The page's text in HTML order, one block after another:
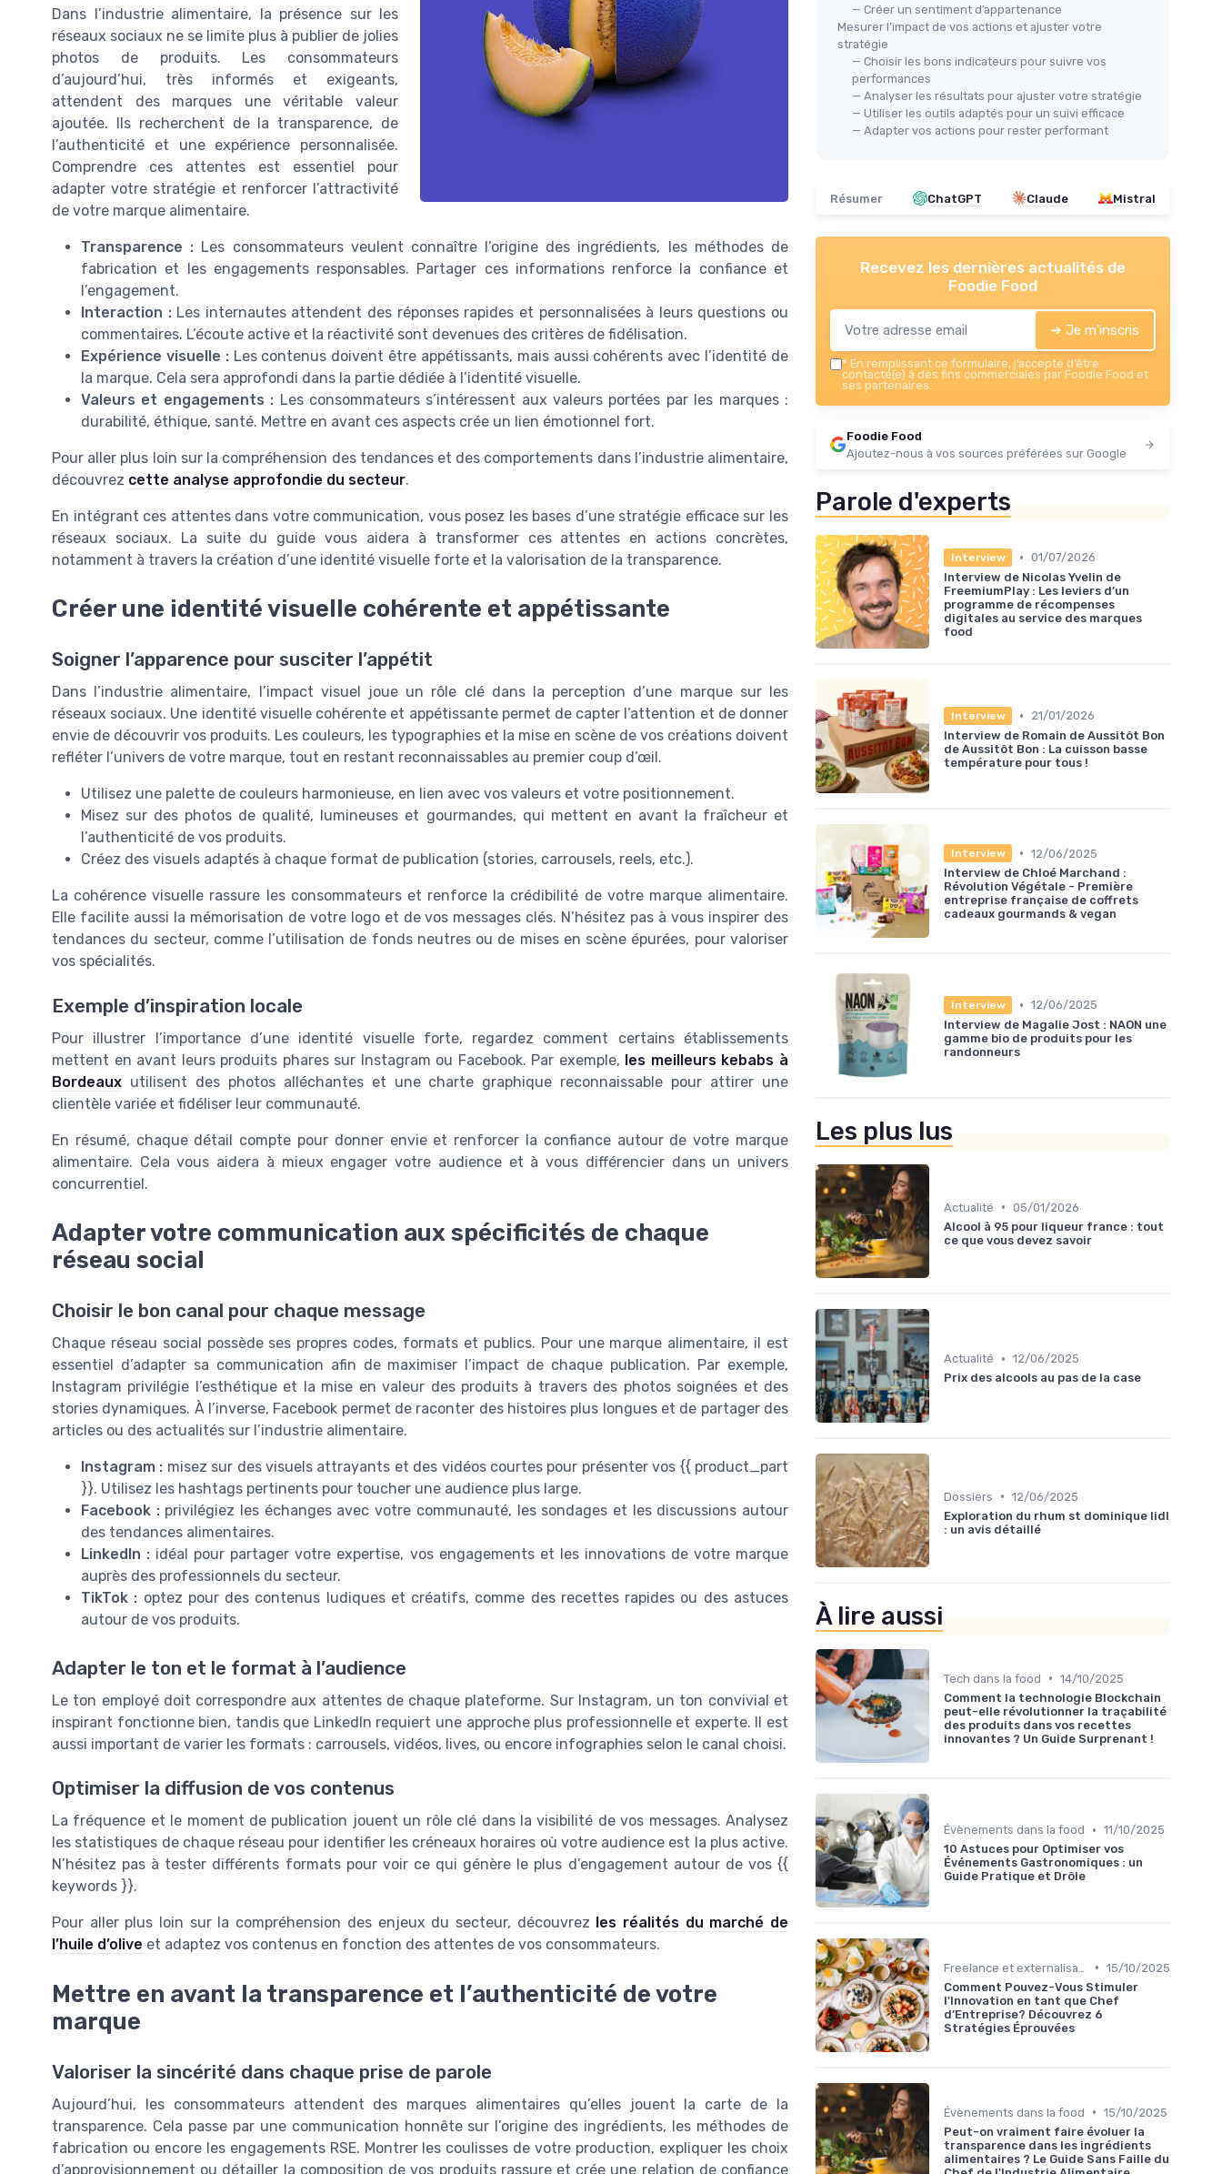
Dans l’industrie alimentaire, la présence sur les
réseaux sociaux ne se limite plus à publier de jolies
photos de produits. Les consommateurs
d’aujourd’hui, très informés et exigeants,
attendent des marques une véritable valeur
ajoutée. Ils recherchent de la transparence, de
l’authenticité et une expérience personnalisée.
Comprendre ces attentes est essentiel pour
adapter votre stratégie et renforcer l’attractivité
de votre marque alimentaire.
Transparence : Les consommateurs veulent connaître l’origine des ingrédients, les méthodes de
fabrication et les engagements responsables. Partager ces informations renforce la confiance et
l’engagement.
Interaction :Les internautes attendent des réponses rapides et personnalisées à leurs questions ou
commentaires. L’écoute active et la réactivité sont devenues des critères de fidélisation.
Expérience visuelle :Les contenus doivent être appétissants, mais aussi cohérents avec l’identité de
la marque. Cela sera approfondi dans la partie dédiée à l’identité visuelle.
Valeurs et engagements : Les consommateurs s’intéressent aux valeurs portées par les marques :
durabilité, éthique, santé. Mettre en avant ces aspects crée un lien émotionnel fort.
Pour aller plus loin sur la compréhension des tendances et des comportements dans l’industrie alimentaire,
découvrez cette analyse approfondie du secteur.
En intégrant ces attentes dans votre communication, vous posez les bases d’une stratégie efficace sur les
réseaux sociaux. La suite du guide vous aidera à transformer ces attentes en actions concrètes,
notamment à travers la création d’une identité visuelle forte et la valorisation de la transparence.
Créer une identité visuelle cohérente et appétissante
Soigner l’apparence pour susciter l’appétit
Dans l’industrie alimentaire, l’impact visuel joue un rôle clé dans la perception d’une marque sur les
réseaux sociaux. Une identité visuelle cohérente et appétissante permet de capter l’attention et de donner
envie de découvrir vos produits. Les couleurs, les typographies et la mise en scène de vos créations doivent
refléter l’univers de votre marque, tout en restant reconnaissables au premier coup d’œil.
Utilisez une palette de couleurs harmonieuse, en lien avec vos valeurs et votre positionnement.
Misez sur des photos de qualité, lumineuses et gourmandes, qui mettent en avant la fraîcheur et
l’authenticité de vos produits.
Créez des visuels adaptés à chaque format de publication (stories, carrousels, reels, etc.).
La cohérence visuelle rassure les consommateurs et renforce la crédibilité de votre marque alimentaire.
Elle facilite aussi la mémorisation de votre logo et de vos messages clés. N’hésitez pas à vous inspirer des
tendances du secteur, comme l’utilisation de fonds neutres ou de mises en scène épurées, pour valoriser
vos spécialités.
Exemple d’inspiration locale
Pour illustrer l’importance d’une identité visuelle forte, regardez comment certains établissements
mettent en avant leurs produits phares sur Instagram ou Facebook. Par exemple, les meilleurs kebabs à
Bordeaux utilisent des photos alléchantes et une charte graphique reconnaissable pour attirer une
clientèle variée et fidéliser leur communauté.
En résumé, chaque détail compte pour donner envie et renforcer la confiance autour de votre marque
alimentaire. Cela vous aidera à mieux engager votre audience et à vous différencier dans un univers
concurrentiel.
Adapter votre communication aux spécificités de chaque
réseau social
Choisir le bon canal pour chaque message
Chaque réseau social possède ses propres codes, formats et publics. Pour une marque alimentaire, il est
essentiel d’adapter sa communication afin de maximiser l’impact de chaque publication. Par exemple,
Instagram privilégie l’esthétique et la mise en valeur des produits à travers des photos soignées et des
stories dynamiques. À l’inverse, Facebook permet de raconter des histoires plus longues et de partager des
articles ou des actualités sur l’industrie alimentaire.
Instagram : misez sur des visuels attrayants et des vidéos courtes pour présenter vos {{ product_part
}}. Utilisez les hashtags pertinents pour toucher une audience plus large.
Facebook :privilégiez les échanges avec votre communauté, les sondages et les discussions autour
des tendances alimentaires.
LinkedIn : idéal pour partager votre expertise, vos engagements et les innovations de votre marque
auprès des professionnels du secteur.
TikTok : optez pour des contenus ludiques et créatifs, comme des recettes rapides ou des astuces
autour de vos produits.
Adapter le ton et le format à l’audience
Le ton employé doit correspondre aux attentes de chaque plateforme. Sur Instagram, un ton convivial et
inspirant fonctionne bien, tandis que LinkedIn requiert une approche plus professionnelle et experte. Il est
aussi important de varier les formats : carrousels, vidéos, lives, ou encore infographies selon le canal choisi.
Optimiser la diffusion de vos contenus
La fréquence et le moment de publication jouent un rôle clé dans la visibilité de vos messages. Analysez
les statistiques de chaque réseau pour identifier les créneaux horaires où votre audience est la plus active.
N’hésitez pas à tester différents formats pour voir ce qui génère le plus d’engagement autour de vos {{
keywords }}.
Pour aller plus loin sur la compréhension des enjeux du secteur, découvrez
les réalités du marché de
l’huile d’olive et adaptez vos contenus en fonction des attentes de vos consommateurs.
Mettre en avant la transparence et l’authenticité de votre
marque
Valoriser la sincérité dans chaque prise de parole
Aujourd’hui, les consommateurs attendent des marques alimentaires qu’elles jouent la carte de la
transparence. Cela passe par une communication honnête sur l’origine des ingrédients, les méthodes de
fabrication ou encore les engagements RSE. Montrer les coulisses de votre production, expliquer les choix
d’approvisionnement ou détailler la composition de vos produits rassure et crée une relation de confiance
— Créer un sentiment d’appartenance
Mesurer l’impact de vos actions et ajuster votre
stratégie
— Choisir les bons indicateurs pour suivre vos
performances
— Analyser les résultats pour ajuster votre stratégie
— Utiliser les outils adaptés pour un suivi efficace
— Adapter vos actions pour rester performant
Résumer ChatGPT Claude Mistral
Recevez les dernières actualités de
Foodie Food
➔ Je m'inscris
* En remplissant ce formulaire, j’accepte d’être
contacté(e) à des fins commerciales par Foodie Food et
ses partenaires.
Foodie Food
Ajoutez-nous à vos sources préférées sur Google
Parole d'experts
Interview • 01/07/2026
Interview de Nicolas Yvelin de
FreemiumPlay : Les leviers d’un
programme de récompenses
digitales au service des marques
food
Interview •
21/01/2026
Interview de Romain de Aussitôt Bon
de Aussitôt Bon : La cuisson basse
température pour tous !
Interview • 12/06/2025
Interview de Chloé Marchand :
Révolution Végétale - Première
entreprise française de coffrets
cadeaux gourmands & vegan
Interview • 12/06/2025
Interview de Magalie Jost : NAON une
gamme bio de produits pour les
randonneurs
Les plus lus
Actualité • 05/01/2026
Alcool à 95 pour liqueur france : tout
ce que vous devez savoir
Actualité • 12/06/2025
Prix des alcools au pas de la case
Dossiers • 12/06/2025
Exploration du rhum st dominique lidl
: un avis détaillé
À lire aussi
Tech dans la food • 14/10/2025
Comment la technologie Blockchain
peut-elle révolutionner la traçabilité
des produits dans vos recettes
innovantes ? Un Guide Surprenant !
Évènements dans la food • 11/10/2025
10 Astuces pour Optimiser vos
Événements Gastronomiques : un
Guide Pratique et Drôle
• 15/10/2025
Comment Pouvez-Vous Stimuler
l'Innovation en tant que Chef
d’Entreprise? Découvrez 6
Stratégies Éprouvées
Évènements dans la food • 15/10/2025
Peut-on vraiment faire évoluer la
transparence dans les ingrédients
alimentaires ? Le Guide Sans Faille du